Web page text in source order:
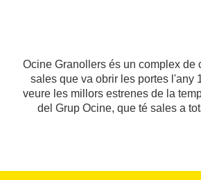
Ocine Granollers és un complex de
sales que va obrir les portes l'any
veure les millors estrenes de la
del Grup Ocine, que té sales a